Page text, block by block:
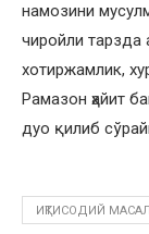
намозини
чиройли тарзда
хотиржамлик,
Рамазон ҳайит
дуо қилиб
ИҚТИСОДИЙ